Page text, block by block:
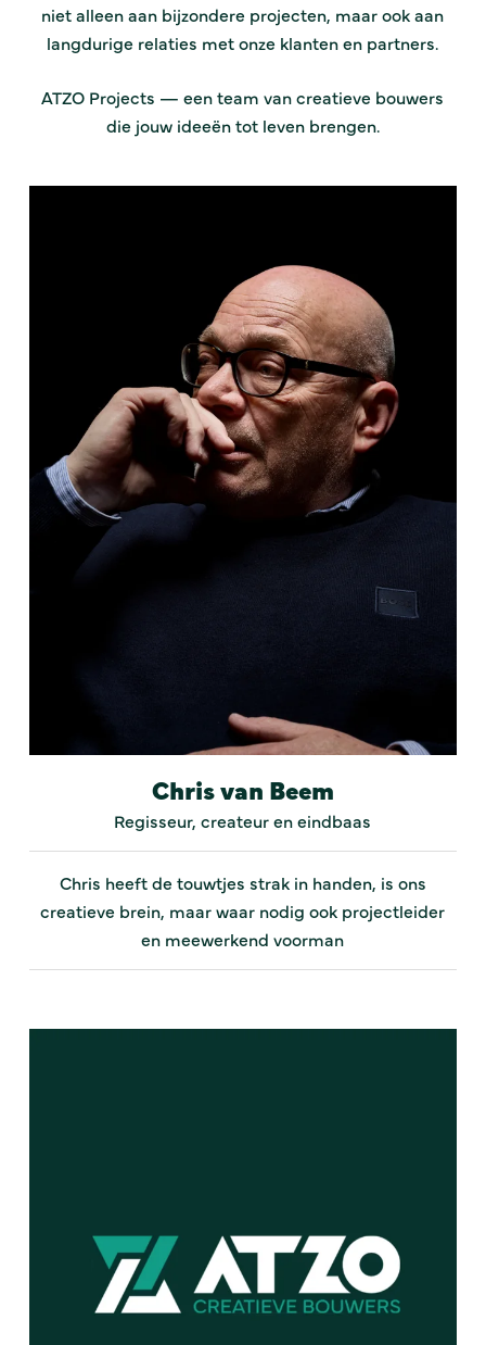
niet alleen aan bijzondere projecten, maar ook aan
langdurige relaties met onze klanten en partners.
ATZO Projects — een team van creatieve bouwers
die jouw ideeën tot leven brengen.
Chris van Beem
Regisseur, createur en eindbaas
Chris heeft de touwtjes strak in handen, is ons
creatieve brein, maar waar nodig ook projectleider
en meewerkend voorman